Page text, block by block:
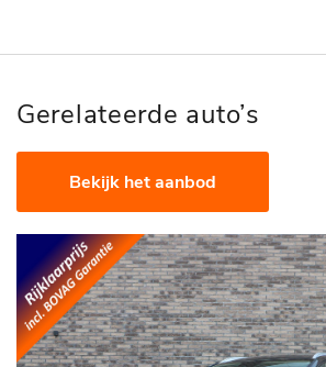
Gerelateerde auto’s
Bekijk het aanbod